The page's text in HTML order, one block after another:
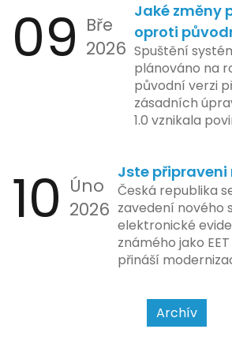
integraci
praxe, s
zapojit se do
včetně
dodržováním
pokladen, co se
po ty
systémy, co umí
uvařit. A jedno
se mění, ale
zůstává –
jako hodinky.
09 Bře
2026
Jaké změny
oproti
Spuštění
plánováno na
původní verzi
zásadních
1.0 vznikala
bezhotovostní
se má tato
povahy
způsobu
zákazníkem.
10 Úno
2026
Jste připraveni
Česká republika
zavedení nového
elektronické
známého jako
přináší
usnadnit život
kontrolním
na hlavní změny,
Archív